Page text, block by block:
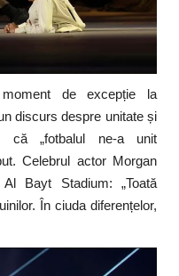
de excepție la
discurs despre unitate și
că „fotbalul ne-a unit
Celebrul actor Morgan
Bayt Stadium: „Toată
În ciuda diferențelor,